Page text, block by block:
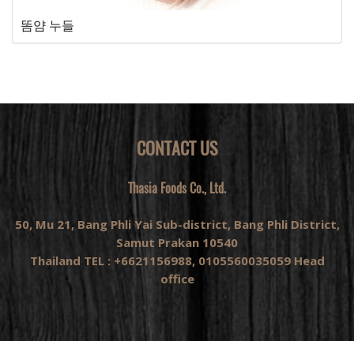
똠얌 누들
CONTACT US
Thasia Foods Co., Ltd.
50, Mu 21, Bang Phli Yai Sub-district, Bang Phli District,
Samut Prakan 10540
Thailand TEL : +6621156988, 0105560035059 Head
office